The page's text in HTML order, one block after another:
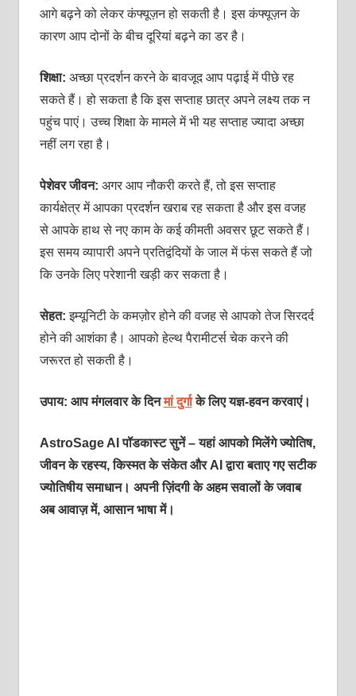
आगे बढ़ने को लेकर कंफ्यूज़न हो सकती है। इस कंफ्यूज़न के
कारण आप दोनों के बीच दूरियां बढ़ने का डर है।
शिक्षा: अच्‍छा प्रदर्शन करने के बावजूद आप पढ़ाई में पीछे रह
सकते हैं। हो सकता है कि इस सप्‍ताह छात्र अपने लक्ष्‍य तक न
पहुंच पाएं। उच्‍च शिक्षा के मामले में भी यह सप्‍ताह ज्‍यादा अच्‍छा
नहीं लग रहा है।
पेशेवर जीवन: अगर आप नौकरी करते हैं, तो इस सप्‍ताह
कार्यक्षेत्र में आपका प्रदर्शन खराब रह सकता है और इस वजह
से आपके हाथ से नए काम के कई कीमती अवसर छूट सकते हैं।
इस समय व्‍यापारी अपने प्रतिद्वंदियों के जाल में फंस सकते हैं जो
कि उनके लिए परेशानी खड़ी कर सकता है।
सेहत:इम्‍यूनिटी के कमज़ोर होने की वजह से आपको तेज सिरदर्द
होने की आशंका है। आपको हेल्‍थ पैरामीटर्स चेक करने की
जरूरत हो सकती है।
उपाय: आप मंगलवार के दिनमां दुर्गाके लिए यज्ञ-हवन करवाएं।
AstroSage AI पॉडकास्ट सुनें – यहां आपको मिलेंगे ज्योतिष,
जीवन के रहस्य, किस्मत के संकेत और AI द्वारा बताए गए सटीक
ज्योतिषीय समाधान। अपनी ज़िंदगी के अहम सवालों के जवाब
अब आवाज़ में, आसान भाषा में।